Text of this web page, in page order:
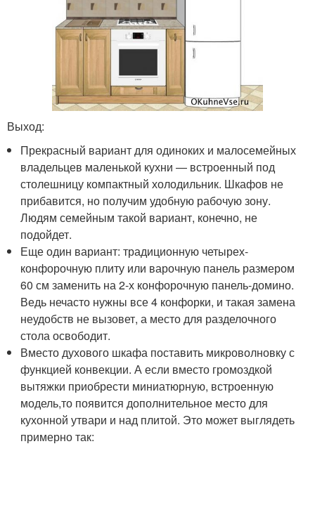
Выход:
Прекрасный вариант для одиноких и малосемейных
владельцев маленькой кухни — встроенный под
столешницу компактный холодильник. Шкафов не
прибавится, но получим удобную рабочую зону.
Людям семейным такой вариант, конечно, не
подойдет.
Еще один вариант: традиционную четырех-
конфорочную плиту или варочную панель размером
60 см заменить на 2-х конфорочную панель-домино.
Ведь нечасто нужны все 4 конфорки, и такая замена
неудобств не вызовет, а место для разделочного
стола освободит.
Вместо духового шкафа поставить микроволновку с
функцией конвекции. А если вместо громоздкой
вытяжки приобрести миниатюрную, встроенную
модель,то появится дополнительное место для
кухонной утвари и над плитой. Это может выглядеть
примерно так: